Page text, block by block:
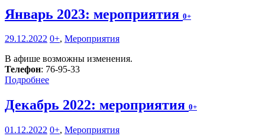
Январь 2023: мероприятия 0+
29.12.2022 0+, Мероприятия
В афише возможны изменения.
Телефон: 76-95-33
Подробнее
Декабрь 2022: мероприятия 0+
01.12.2022 0+, Мероприятия